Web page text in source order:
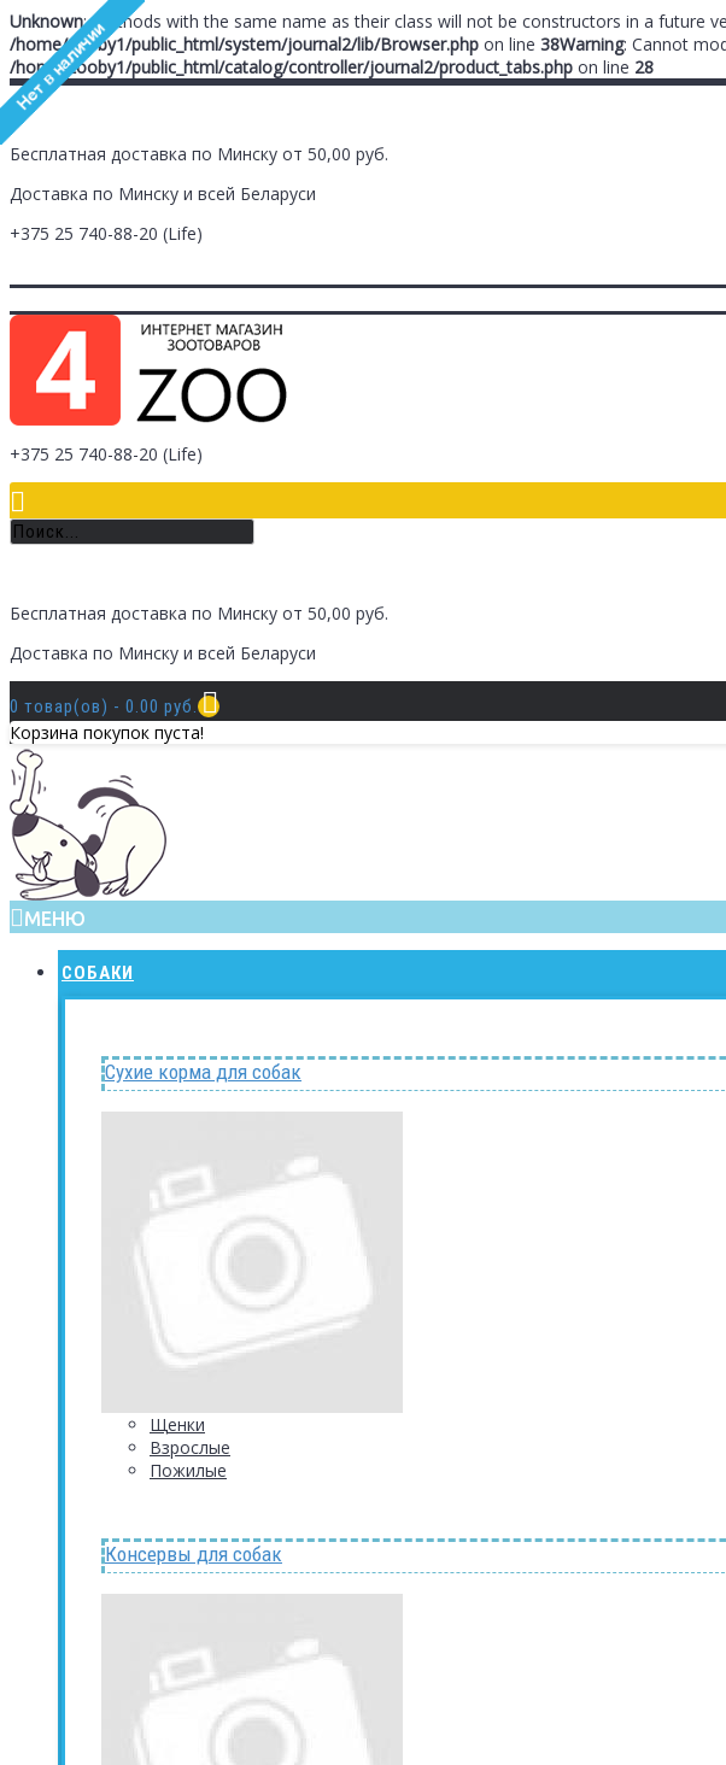
Unknown: Methods with the same name as their class will not be constructors in a future
/home/zooby1/public_html/system/journal2/lib/Browser.php on line 38Warning: Cannot
/home/zooby1/public_html/catalog/controller/journal2/product_tabs.php on line 28
Бесплатная доставка по Минску от 50,00 руб.
Доставка по Минску и всей Беларуси
+375 25 740-88-20 (Life)
+375 25 740-88-20 (Life)
Бесплатная доставка по Минску от 50,00 руб.
Доставка по Минску и всей Беларуси
0 товар(ов) - 0.00 руб.
Корзина покупок пуста!
МЕНЮ
СОБАКИ
Сухие корма для собак
Щенки
Взрослые
Пожилые
Консервы для собак